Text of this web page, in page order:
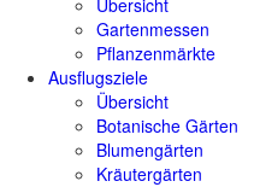
Übersicht
Gartenmessen
Pflanzenmärkte
Ausflugsziele
Übersicht
Botanische Gärten
Blumengärten
Kräutergärten